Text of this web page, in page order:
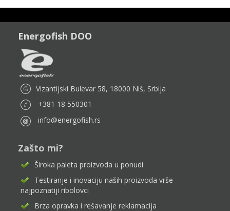
Energofish DOO
Vizantijski Bulevar 58, 18000 Niš, Srbija
+381 18 550301
info@energofish.rs
Zašto mi?
Široka paleta proizvoda u ponudi
Testiranje i inovaciju naših proizvoda vrše
najpoznatiji ribolovci
Brza opravka i rešavanje reklamacija